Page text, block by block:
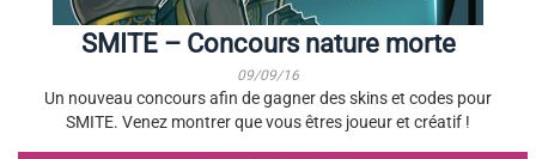
SMITE – Concours nature morte
09/09/16
Un nouveau concours afin de gagner des skins et codes pour
SMITE. Venez montrer que vous êtres joueur et créatif !